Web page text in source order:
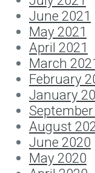
June 2021
May 2021
April 2021
March
February
January
August
June 2020
May 2020